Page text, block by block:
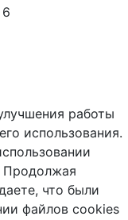
работы
использования.
Продолжая
что были
файлов cookies